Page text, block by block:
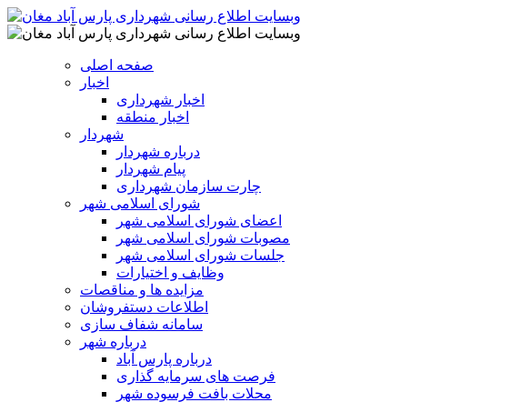
صفحه اصلی
اخبار
اخبار شهرداری
اخبار منطقه
شهردار
درباره شهردار
پیام شهردار
چارت سازمان شهرداری
شورای اسلامی شهر
اعضای شورای اسلامی شهر
مصوبات شورای اسلامی شهر
جلسات شورای اسلامی شهر
وظایف و اختیارات
مزایده ها و مناقصات
اطلاعات دستفروشان
سامانه شفاف سازی
درباره شهر
درباره پارس آباد
فرصت های سرمایه گذاری
محلات بافت فرسوده شهر